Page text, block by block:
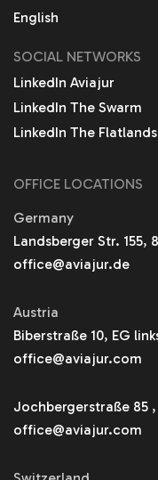
English
SOCIAL NETWORKS
LinkedIn Aviajur
LinkedIn The Swarm
LinkedIn The Flatlands
OFFICE LOCATIONS
Germany
Landsberger Str. 155,
office@aviajur.de
Austria
Biberstraße 10, EG
office@aviajur.com
Jochbergerstraße 85
office@aviajur.com